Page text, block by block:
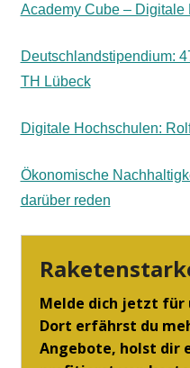
Academy Cube – Digitale
Deutschlandstipendium:
TH Lübeck
Digitale Hochschulen:
Ökonomische
darüber reden